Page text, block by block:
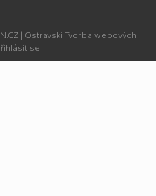
|
Ostravski Tvorba webových
se